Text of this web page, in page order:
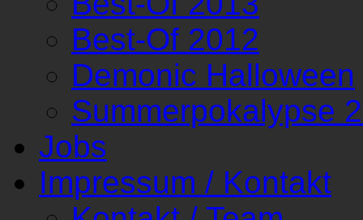
Best-Of 2012
Demonic Halloween
Summerpokalypse
Jobs
Impressum / Kontakt